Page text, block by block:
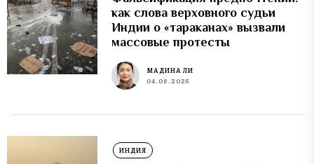
как слова верховного судьи
Индии о «тараканах» вызвали
массовые протесты
МАДИНА ЛИ
04.08.2026
ИНДИЯ